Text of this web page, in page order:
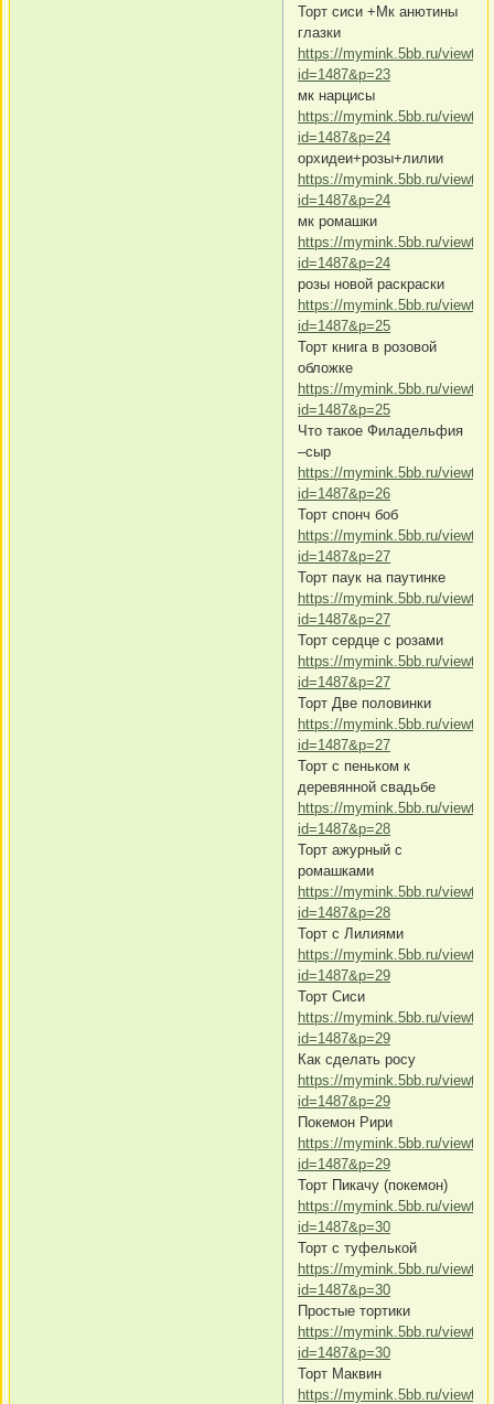
Торт сиси +Мк анютины
глазки
https://mymink.5bb.ru/
id=1487&p=23
мк нарцисы
https://mymink.5bb.ru/
id=1487&p=24
орхидеи+розы+лилии
https://mymink.5bb.ru/
id=1487&p=24
мк ромашки
https://mymink.5bb.ru/
id=1487&p=24
розы новой раскраски
https://mymink.5bb.ru/
id=1487&p=25
Торт книга в розовой
обложке
https://mymink.5bb.ru/
id=1487&p=25
Что такое Филадельфия
–сыр
https://mymink.5bb.ru/
id=1487&p=26
Торт спонч боб
https://mymink.5bb.ru/
id=1487&p=27
Торт паук на паутинке
https://mymink.5bb.ru/
id=1487&p=27
Торт сердце с розами
https://mymink.5bb.ru/
id=1487&p=27
Торт Две половинки
https://mymink.5bb.ru/
id=1487&p=27
Торт с пеньком к
деревянной свадьбе
https://mymink.5bb.ru/
id=1487&p=28
Торт ажурный с
ромашками
https://mymink.5bb.ru/
id=1487&p=28
Торт с Лилиями
https://mymink.5bb.ru/
id=1487&p=29
Торт Сиси
https://mymink.5bb.ru/
id=1487&p=29
Как сделать росу
https://mymink.5bb.ru/
id=1487&p=29
Покемон Рири
https://mymink.5bb.ru/
id=1487&p=29
Торт Пикачу (покемон)
https://mymink.5bb.ru/
id=1487&p=30
Торт с туфелькой
https://mymink.5bb.ru/
id=1487&p=30
Простые тортики
https://mymink.5bb.ru/
id=1487&p=30
Торт Маквин
https://mymink.5bb.ru/